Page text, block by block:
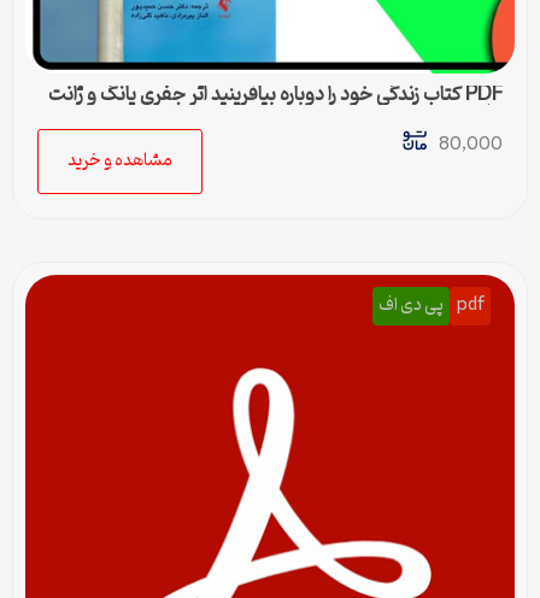
PDF کتاب زندگی خود را دوباره بیافرینید اثر جفری یانگ و ژانت
کلوسکو
80,000
مشاهده و خرید
pdf پی دی اف